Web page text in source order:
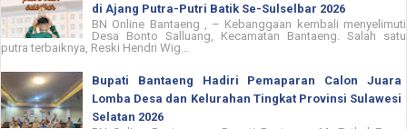
di Ajang Putra-Putri Batik Se-Sulselbar 2026
BN Online Bantaeng , – Kebanggaan kembali menyelimuti
Desa Bonto Salluang, Kecamatan Bantaeng. Salah satu
putra terbaiknya, Reski Hendri Wig...
Bupati Bantaeng Hadiri Pemaparan Calon Juara
Lomba Desa dan Kelurahan Tingkat Provinsi Sulawesi
Selatan 2026